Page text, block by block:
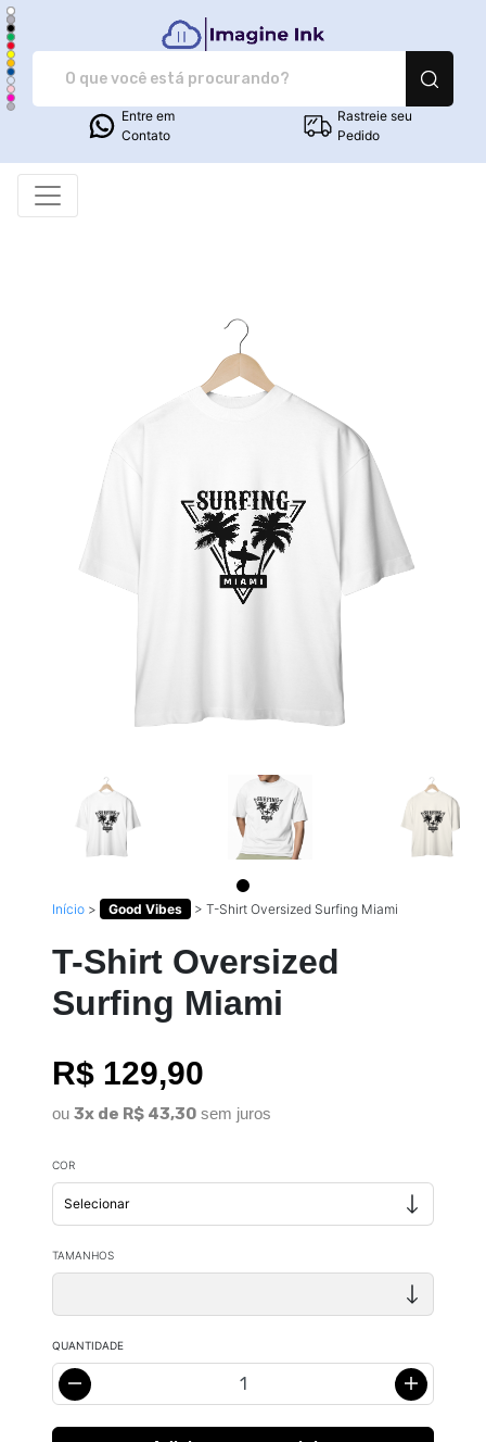
Imagine Ink -
Entre em
Contato
Rastreie seu
Pedido
Início > Good Vibes > T-Shirt Oversized Surfing Miami
T-Shirt Oversized
Surfing Miami
R$ 129,90
ou 3x de R$ 43,30 sem juros
COR
TAMANHOS
QUANTIDADE